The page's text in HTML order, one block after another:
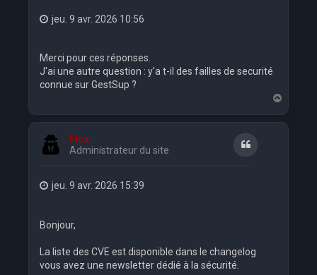
jeu. 9 avr. 2026 10:56
Merci pour ces réponses.
J'ai une autre question : y'a t-il des failles de securité
connue sur GestSup ?
a
u
Flox
Administrateur du site
Citation
jeu. 9 avr. 2026 15:39
Bonjour,
La liste des CVE est disponible dans le changelog
vous avez une newsletter dédié à la sécurité.